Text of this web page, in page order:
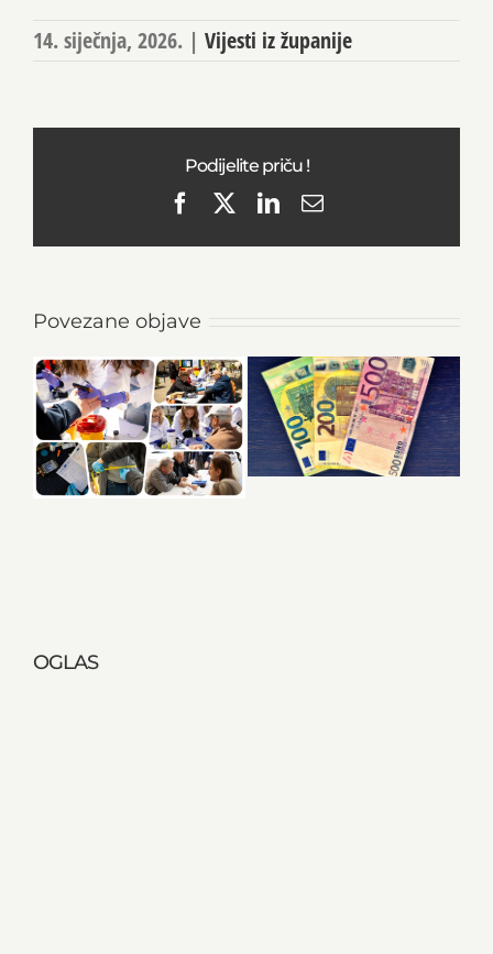
14. siječnja, 2026. | Vijesti iz županije
Podijelite priču !
FacebookLinkedIn
Email
Povezane objave
OGLAS